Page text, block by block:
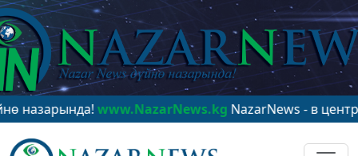
www.NazarNews.kgNazarNews - в центре